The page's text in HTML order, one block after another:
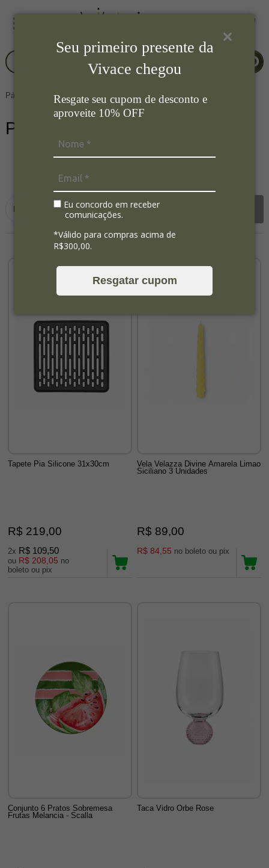
Seu primeiro presente da
Vivace chegou
Resgate seu cupom de desconto e
aproveite 10% OFF
Eu concordo em receber
comunicações.
*Válido para compras acima de
R$300,00.
Resgatar cupom
Página Inicial Padrão Padrão
Padrão
Tapete Pia Silicone 31x30cm
R$ 219,00
2x R$ 109,50
ou R$ 208,05 no
boleto ou pix
Vela Velazza Divine Amarela Limao
Siciliano 3 Unidades
R$ 89,00
R$ 84,55 no boleto ou pix
Conjunto 6 Pratos Sobremesa
Frutas Melancia - Scalla
Taca Vidro Orbe Rose